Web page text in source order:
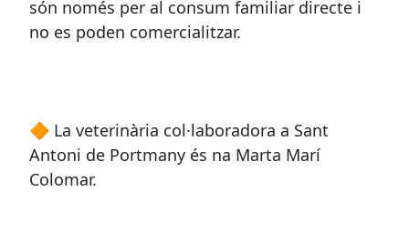
són només per al consum familiar directe i
no es poden comercialitzar.
🔶 La veterinària col·laboradora a Sant
Antoni de Portmany és na Marta Marí
Colomar.